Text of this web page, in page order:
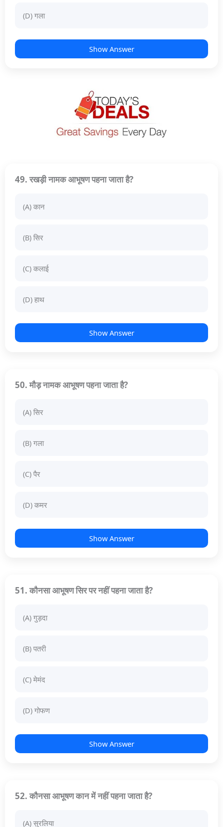
(D) गला
Show Answer
49. रखड़ी नामक आभूषण पहना जाता है?
(A) कान
(B) सिर
(C) कलाई
(D) हाथ
Show Answer
50. मौड़ नामक आभूषण पहना जाता है?
(A) सिर
(B) गला
(C) पैर
(D) कमर
Show Answer
51. कौनसा आभूषण सिर पर नहीं पहना जाता है?
(A) गुड़दा
(B) पतरी
(C) मेमंद
(D) गोफण
Show Answer
52. कौनसा आभूषण कान में नहीं पहना जाता है?
(A) सुरलिया